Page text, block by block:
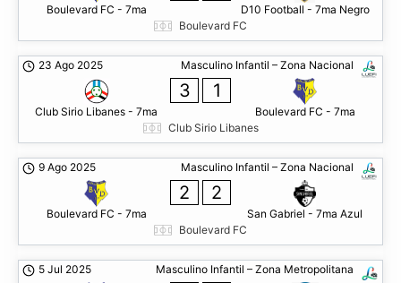
Boulevard FC - 7ma
D10 Football - 7ma Negro
Boulevard FC
Masculino Infantil – Zona Nacional
23 Ago 2025
Club Sirio Libanes - 7ma
3 1
Boulevard FC - 7ma
Club Sirio Libanes
Masculino Infantil – Zona Nacional
9 Ago 2025
Boulevard FC - 7ma
2 2
San Gabriel - 7ma Azul
Boulevard FC
Masculino Infantil – Zona Metropolitana
5 Jul 2025